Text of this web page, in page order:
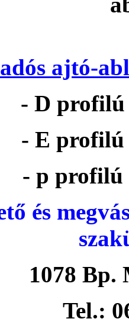
ajtó-
- D profilú
- E profilú
- p profilú
és
1078 Bp.
Tel.: